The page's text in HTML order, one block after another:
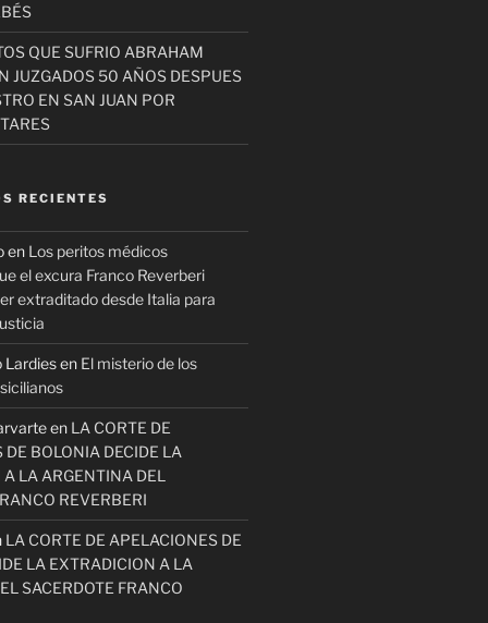
QUE SUFRIO ABRAHAM
JUZGADOS 50 AÑOS DESPUES
EN SAN JUAN POR
RECIENTES
en Los peritos médicos
el excura Franco Reverberi
extraditado desde Italia para
Lardiesen El misterio de los
en LA CORTE DE
DE BOLONIA DECIDE LA
LA ARGENTINA DEL
REVERBERI
LA CORTE DE APELACIONES DE
LA EXTRADICION A LA
SACERDOTE FRANCO